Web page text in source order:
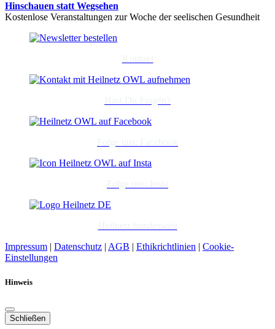
Hinschauen statt Wegsehen
Kostenlose Veranstaltungen zur Woche der seelischen Gesundheit
Impressum | Datenschutz | AGB | Ethikrichtlinien | Cookie-
Einstellungen
Hinweis
Schließen